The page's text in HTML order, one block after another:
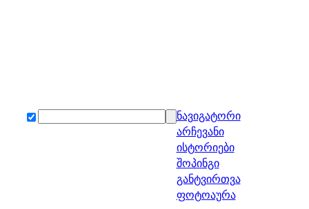
ნავიგატორი
არჩევანი
ისტორიები
შოპინგი
განტვირთვა
ფოტოაურა